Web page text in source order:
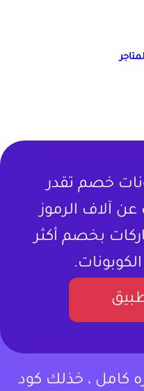
خصم تقدر
آلاف الرموز
بخصم أكثر
كامل ، خذلك كود